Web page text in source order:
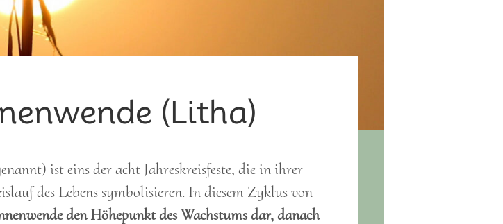
(Litha)
ist eins der acht Jahreskreisfeste, die in ihrer
des Lebens symbolisieren. In diesem Zyklus von
den Höhepunkt des Wachstums dar, danach